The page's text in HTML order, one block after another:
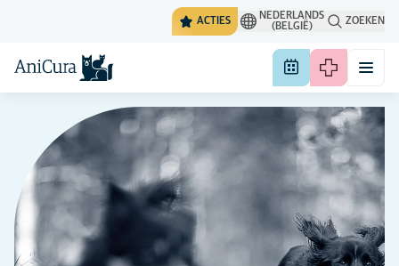
ACTIES
NEDERLANDS
(BELGIË)
ZOEKEN